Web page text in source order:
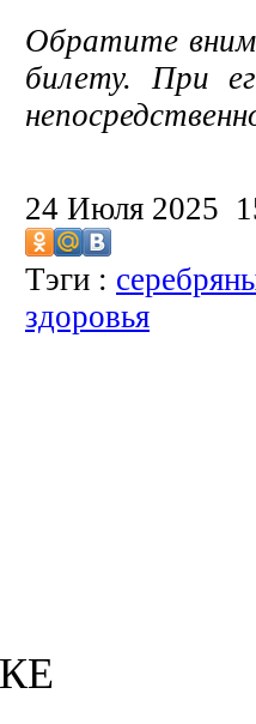
Обратите
билету. При
24 Июля 2025
Тэги :
здоровья